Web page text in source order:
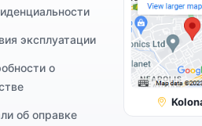
эксплуатации
о
об оправке